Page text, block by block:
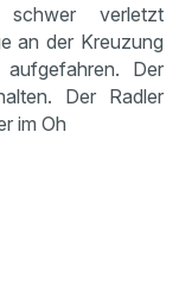
schwer verletzt
an der Kreuzung
Der
Der Radler
im Oh